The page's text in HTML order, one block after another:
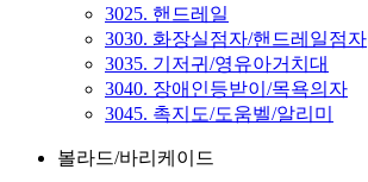
3025. 핸드레일
3030. 화장실점자/핸드레일점자
3035. 기저귀/영유아거치대
3040. 장애인등받이/목욕의자
3045. 촉지도/도움벨/알리미
볼라드/바리케이드